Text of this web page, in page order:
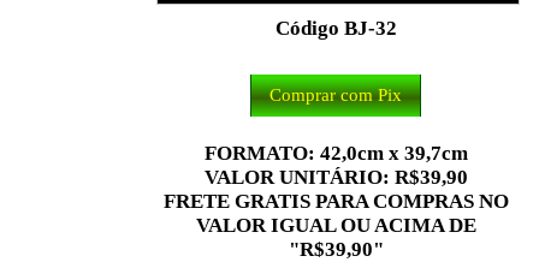
Código BJ-32
Comprar com Pix
FORMATO: 42,0cm x 39,7cm
VALOR UNITÁRIO: R$39,90
FRETE GRATIS PARA COMPRAS NO
VALOR IGUAL OU ACIMA DE
"R$39,90"